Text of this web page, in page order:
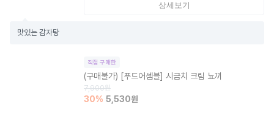
상세보기
맛있는 감자탕
직접 구매한
(구매불가) [푸드어셈블] 시금치 크림 뇨끼
7,900원
30% 5,530원